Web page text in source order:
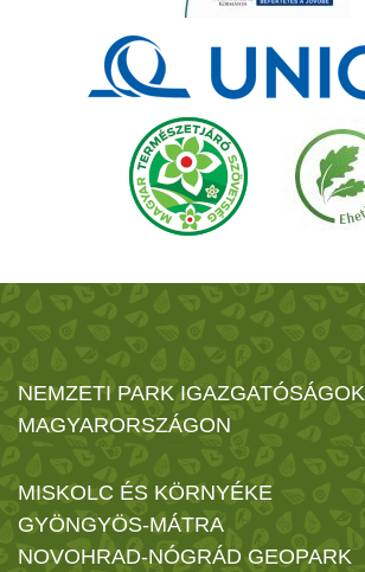
NEMZETI PARK IGAZGATÓSÁGOK
MAGYARORSZÁGON
MISKOLC ÉS KÖRNYÉKE
GYÖNGYÖS-MÁTRA
NOVOHRAD-NÓGRÁD GEOPARK